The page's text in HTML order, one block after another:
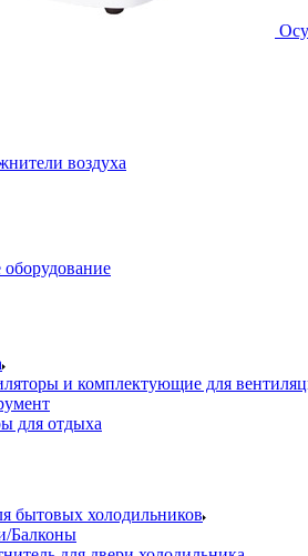
воздуха
и комплектующие для
для отдыха
бытовых холодильников
Балконы